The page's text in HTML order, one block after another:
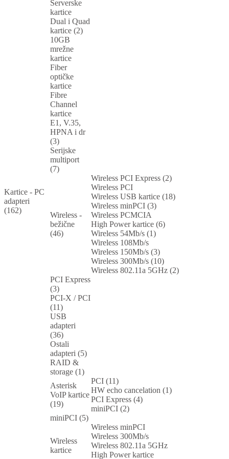
Kartice - PC
adapteri
(162)
Serverske
kartice
Dual i Quad
kartice (2)
10GB
mrežne
kartice
Fiber
optičke
kartice
Fibre
Channel
kartice
E1, V.35,
HPNA i dr
(3)
Serijske
multiport
(7)
Wireless -
bežične
(46)
Wireless PCI Express (2)
Wireless PCI
Wireless USB kartice (18)
Wireless minPCI (3)
Wireless PCMCIA
High Power kartice (6)
Wireless 54Mb/s (1)
Wireless 108Mb/s
Wireless 150Mb/s (3)
Wireless 300Mb/s (10)
Wireless 802.11a 5GHz (2)
PCI Express
(3)
PCI-X / PCI
(11)
USB
adapteri
(36)
Ostali
adapteri (5)
RAID &
storage (1)
Asterisk
VoIP kartice
(19)
PCI (11)
HW echo cancelation (1)
PCI Express (4)
miniPCI (2)
miniPCI (5)
Wireless
kartice
Wireless minPCI
Wireless 300Mb/s
Wireless 802.11a 5GHz
High Power kartice